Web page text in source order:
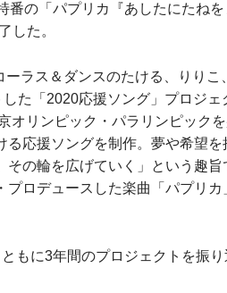
の「パプリカ『あしたにたねを
した。
ラス＆ダンスのたける、りりこ、
た「2020応援ソング」プロジェ
オリンピック・パラリンピック
る応援ソングを制作。夢や希望を
その輪を広げていく」という趣旨
ロデュースした楽曲「パプリカ
もに3年間のプロジェクトを振り